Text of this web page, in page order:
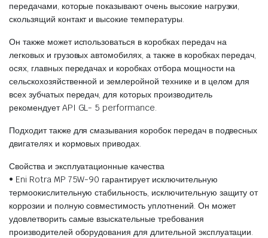
передачами, которые показывают очень высокие нагрузки,
скользящий контакт и высокие температуры.
Он также может использоваться в коробках передач на
легковых и грузовых автомобилях, а также в коробках передач,
осях, главных передачах и коробках отбора мощности на
сельскохозяйственной и землеройной технике и в целом для
всех зубчатых передач, для которых производитель
рекомендует API GL- 5 performance.
Подходит также для смазывания коробок передач в подвесных
двигателях и кормовых приводах.
Свойства и эксплуатационные качества
• Eni Rotra MP 75W-90 гарантирует исключительную
термоокислительную стабильность, исключительную защиту от
коррозии и полную совместимость уплотнений. Он может
удовлетворить самые взыскательные требования
производителей оборудования для длительной эксплуатации.